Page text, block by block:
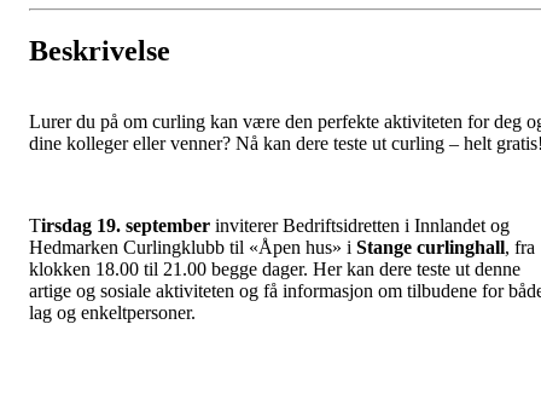
Beskrivelse
Lurer du på om curling kan være den perfekte aktiviteten for deg
dine kolleger eller venner? Nå kan dere teste ut curling – helt
Tirsdag 19. september inviterer Bedriftsidretten i Innlandet og
Hedmarken Curlingklubb til «Åpen hus» i Stange curlinghall, fra
klokken 18.00 til 21.00 begge dager. Her kan dere teste ut denne
artige og sosiale aktiviteten og få informasjon om tilbudene for
lag og enkeltpersoner.